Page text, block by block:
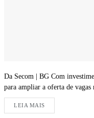
Da Secom | BG Com
para ampliar a oferta de vagas
LEIA MAIS